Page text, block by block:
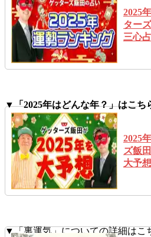
2025
ター
三心
▼「2025年はどんな年？」はこち
2025
ズ飯
大予想
▼「裏運気」についての詳細はこ